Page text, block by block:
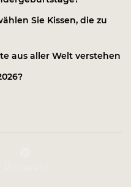
Sie Kissen, die zu
aus aller Welt verstehen